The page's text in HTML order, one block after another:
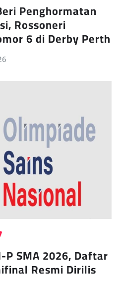
Penghormatan
Rossoneri
6 di Derby Perth
P SMA 2026, Daftar
Resmi Dirilis